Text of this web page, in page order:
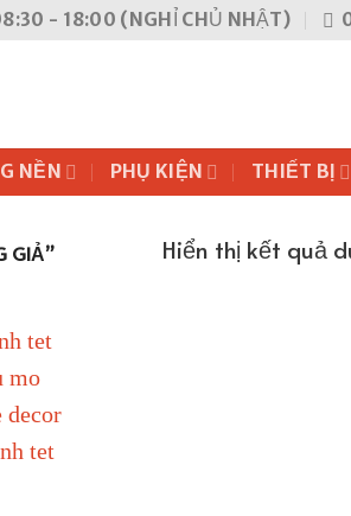
- 18:00 (NGHỈ CHỦ NHẬT)
NỀN PHỤ KIỆN THIẾT BỊ
GIẢ” Hiển thị kết quả